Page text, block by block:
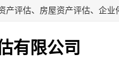
有限公司